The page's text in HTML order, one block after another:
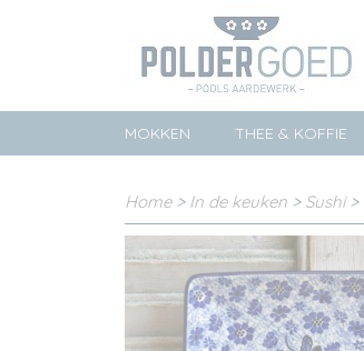
MOKKEN THEE & KOFFIE
Home> In de keuken > Sushi>